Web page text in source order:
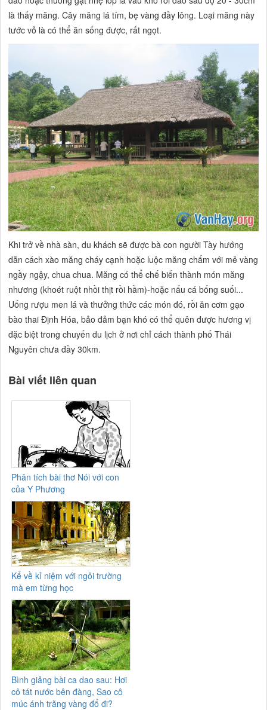
là thấy măng. Cây măng lá tím, bẹ vàng đầy lông. Loại măng này
tước vỏ là có thể ăn sống được, rất ngọt.
Khi trở về nhà sàn, du khách sẽ được bà con người Tày hướng
dẫn cách xào măng cháy cạnh hoặc luộc măng chấm với mẻ vàng
ngầy ngậy, chua chua. Măng có thể chế biến thành món măng
nhương (khoét ruột nhồi thịt rồi hầm)-hoặc nấu cá bống suối...
Uống rượu men lá và thưởng thức các món đó, rồi ăn cơm gạo
bào thai Định Hóa, bảo đảm bạn khó có thể quên được hương vị
đặc biệt trong chuyến du lịch ở nơi chỉ cách thành phố Thái
Nguyên chưa đầy 30km.
Bài viết liên quan
Phân tích bài thơ Nói với con
của Y Phương
Kể về kỉ niệm với ngôi trường
mà em từng học
Bình giảng bài ca dao sau: Hơi
cô tát nước bên đàng, Sao cô
múc ánh trăng vàng đổ đi?